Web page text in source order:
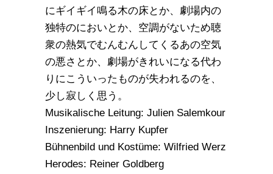
にギイギイ鳴る木の床とか、劇場内の
独特のにおいとか、空調がないため聴
衆の熱気でむんむんしてくるあの空気
の悪さとか、劇場がきれいになる代わ
りにこういったものが失われるのを、
少し寂しく思う。
Musikalische Leitung: Julien Salemkour
Inszenierung: Harry Kupfer
Bühnenbild und Kostüme: Wilfried Werz
Herodes: Reiner Goldberg